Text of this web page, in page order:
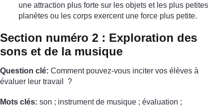
une attraction plus forte sur les objets et les plus petites
planètes ou les corps exercent une force plus petite.
Section numéro 2 : Exploration des
sons et de la musique
Question clé: Comment pouvez-vous inciter vos élèves à
évaluer leur travail ?
Mots clés: son ; instrument de musique ; évaluation ;